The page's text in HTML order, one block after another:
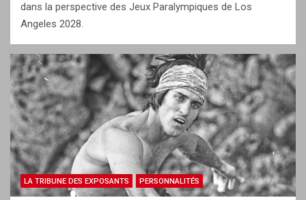
dans la perspective des Jeux Paralympiques de Los
Angeles 2028.
LA TRIBUNE DES EXPOSANTS PERSONNALITÉS